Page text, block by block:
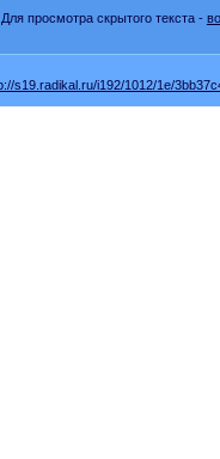
Для просмотра скрытого текста -